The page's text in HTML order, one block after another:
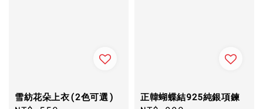
雪紡花朵上衣(2色可選) 正韓蝴蝶結925純銀項鍊